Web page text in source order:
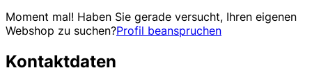
Moment mal! Haben Sie gerade versucht, Ihren eigenen
Webshop zu suchen?Profil beanspruchen
Kontaktdaten